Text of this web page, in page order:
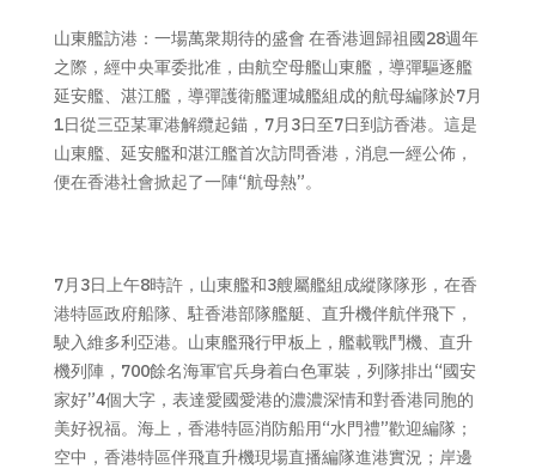
山東艦訪港：一場萬衆期待的盛會 在香港迴歸祖國28週年
之際，經中央軍委批准，由航空母艦山東艦，導彈驅逐艦
延安艦、湛江艦，導彈護衛艦運城艦組成的航母編隊於7月
1日從三亞某軍港解纜起錨，7月3日至7日到訪香港。這是
山東艦、延安艦和湛江艦首次訪問香港，消息一經公佈，
便在香港社會掀起了一陣“航母熱”。
7月3日上午8時許，山東艦和3艘屬艦組成縱隊隊形，在香
港特區政府船隊、駐香港部隊艦艇、直升機伴航伴飛下，
駛入維多利亞港。山東艦飛行甲板上，艦載戰鬥機、直升
機列陣，700餘名海軍官兵身着白色軍裝，列隊排出“國安
家好”4個大字，表達愛國愛港的濃濃深情和對香港同胞的
美好祝福。海上，香港特區消防船用“水門禮”歡迎編隊；
空中，香港特區伴飛直升機現場直播編隊進港實況；岸邊